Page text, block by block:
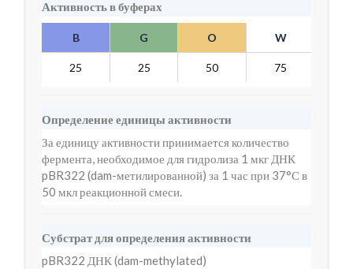
Активность в буферах
B G O W
25 25 50 75
Определение единицы активности
За единицу активности принимается количество
фермента, необходимое для гидролиза 1 мкг ДНК
pBR322 (dam-метилированной) за 1 час при 37°С в
50 мкл реакционной смеси.
Субстрат для определения активности
pBR322 ДНК (dam-methylated)